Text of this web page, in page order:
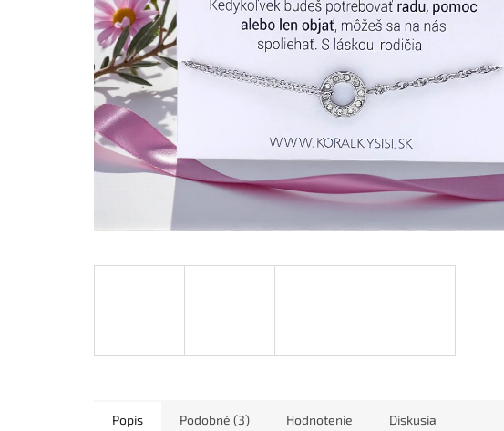
Popis Podobné (3) Hodnotenie Diskusia